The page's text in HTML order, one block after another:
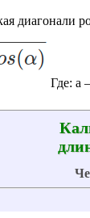
диагонали
Где: a